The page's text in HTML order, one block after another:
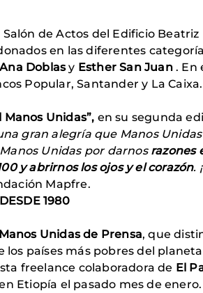
de Actos del Edificio
en las diferentes
Ana Doblas y Esther San Juan. En
Popular, Santander y La Caixa.
Unidas”, en su segunda
gran alegría que Manos
Unidas por darnos razones
y abrirnos los ojos y el corazón.
Mapfre.
1980
Unidas de Prensa, que
países más pobres del
freelance colaboradora de El
Etiopía el pasado mes de